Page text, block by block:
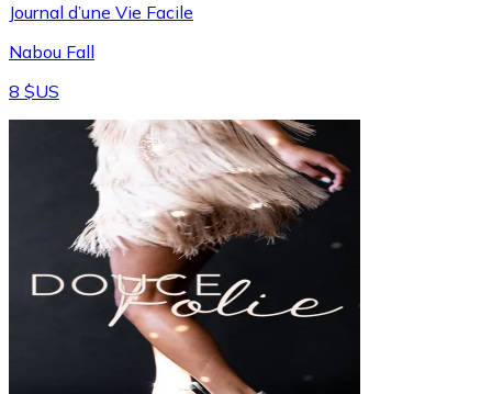
Journal d’une Vie Facile
Nabou Fall
8 $US